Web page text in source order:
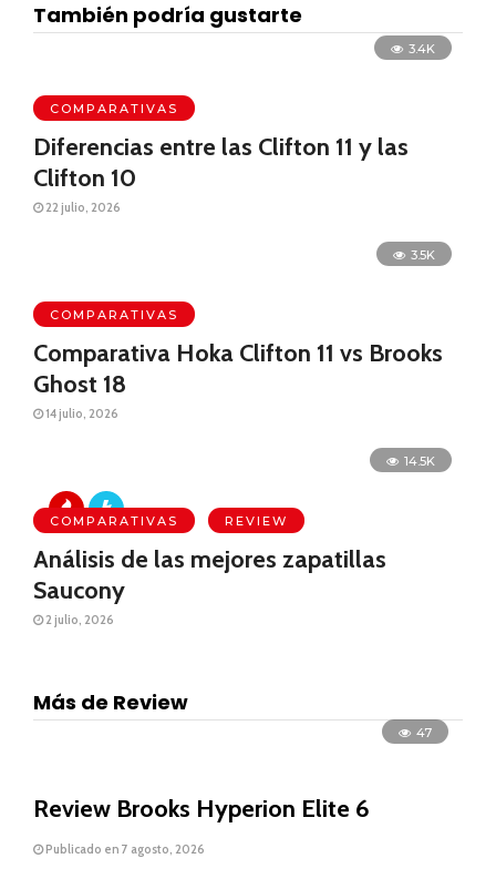
También podría gustarte
3.4K
COMPARATIVAS
Diferencias entre las Clifton 11 y las
Clifton 10
22 julio, 2026
3.5K
COMPARATIVAS
Comparativa Hoka Clifton 11 vs Brooks
Ghost 18
14 julio, 2026
14.5K
COMPARATIVAS REVIEW
Análisis de las mejores zapatillas
Saucony
2 julio, 2026
Más de Review
47
Review Brooks Hyperion Elite 6
Publicado en 7 agosto, 2026